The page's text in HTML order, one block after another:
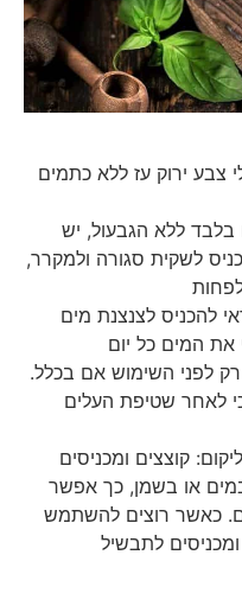
ירוק עז ללא כתמים
ללא הגבעול, יש
לשקית סגורה ולמקרר,
לצנצנת מים
המים כל יום
השימוש אם בכלל.
לאחר שטיפת העלים
קוצצים ומכניסים
או בשמן, כך אפשר
4 חודשים. כאשר רוצים להשתמש
לתבשיל